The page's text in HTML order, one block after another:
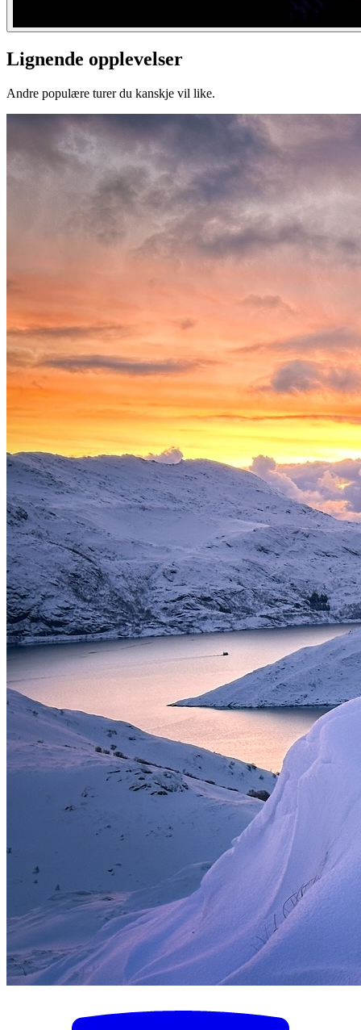
Lignende opplevelser
Andre populære turer du kanskje vil like.